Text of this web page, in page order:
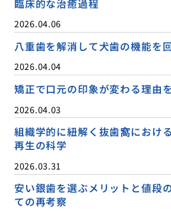
臨床的な治癒過程
2026.04.06
八重歯を解消して犬歯の機能を
2026.04.04
矯正で口元の印象が変わる理由
2026.04.03
組織学的に紐解く抜歯窩におけ
再生の科学
2026.03.31
安い銀歯を選ぶメリットと値段
ての再考察